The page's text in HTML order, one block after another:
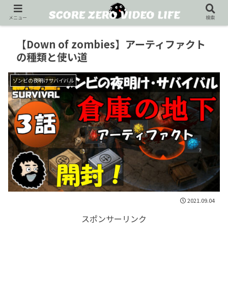
【Down of zombies】アーティファクト
の種類と使い道
ゾンビの夜明けサバイバル
2021.09.04
スポンサーリンク
メニュー 検索